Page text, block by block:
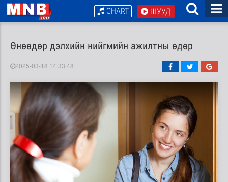
ШУУД
CHART
Өнөөдөр дэлхийн нийгмийн ажилтны өдөр
2025-03-18 14:33:48